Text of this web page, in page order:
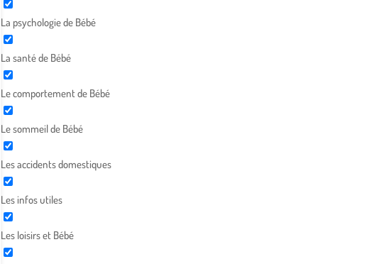
La psychologie de Bébé
La santé de Bébé
Le comportement de Bébé
Le sommeil de Bébé
Les accidents domestiques
Les infos utiles
Les loisirs et Bébé